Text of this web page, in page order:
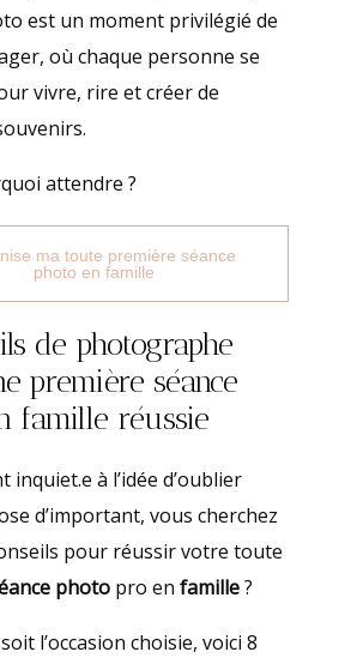
est un moment privilégié de
où chaque personne se
vivre, rire et créer de
attendre ?
ma toute première séance
photo en famille
de photographe
première séance
famille réussie
inquiet.e à l’idée d’oublier
d’important, vous cherchez
pour réussir votre toute
photopro en famille?
l’occasion choisie, voici 8